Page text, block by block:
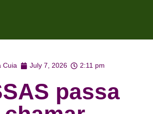
Cuia July 7, 2026 2:11 pm
passa